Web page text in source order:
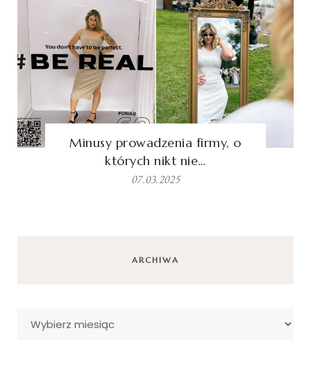
Minusy prowadzenia firmy, o
których nikt nie…
07.03.2025
ARCHIWA